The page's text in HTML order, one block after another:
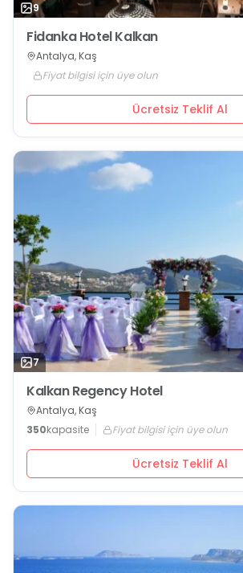
9
Fidanka Hotel Kalkan
Antalya, Kaş
Fiyat bilgisi için üye olun
Ücretsiz Teklif Al
7
Kalkan Regency Hotel
Antalya, Kaş
350kapasite Fiyat bilgisi için üye olun
Ücretsiz Teklif Al